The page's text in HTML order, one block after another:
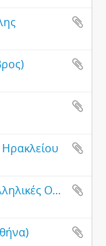
115 Συνεργαζόμενες Εργατοϋπαλληλικές Οργανώσεις